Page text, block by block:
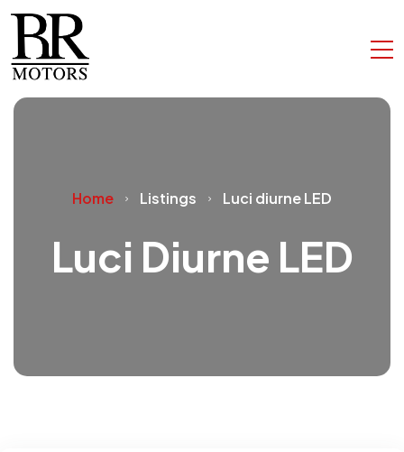
Home Listings Luci diurne LED
Luci Diurne LED